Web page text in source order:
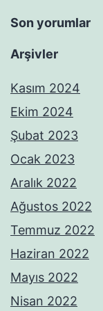
Son yorumlar
Arşivler
Kasım 2024
Ekim 2024
Şubat 2023
Ocak 2023
Aralık 2022
Ağustos 2022
Temmuz 2022
Haziran 2022
Mayıs 2022
Nisan 2022